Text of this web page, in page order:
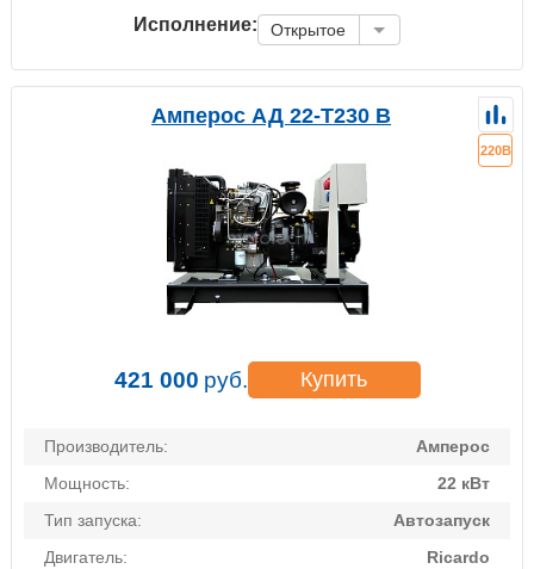
Исполнение: Открытое
Амперос АД 22-Т230 B
220В
421 000 руб. Купить
Производитель:
Амперос
Мощность:
22 кВт
Тип запуска:
Автозапуск
Двигатель:
Ricardo